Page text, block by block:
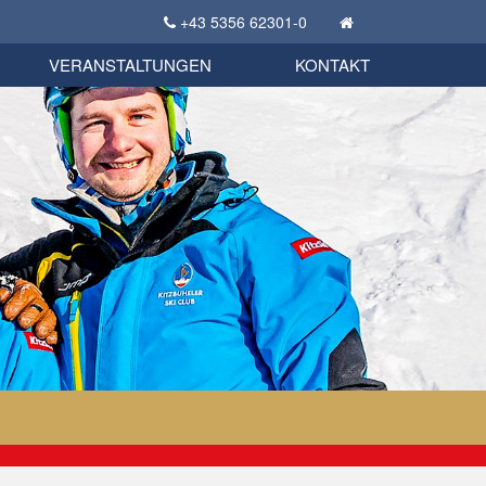
+43 5356 62301-0
KSC Sportgeschichte
Bekleidungsshop
VERANSTALTUNGEN KONTAKT